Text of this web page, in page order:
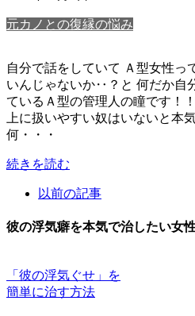
元カノとの復縁の悩み
自分で話をしていて Ａ型女性っ
いんじゃないか‥？と 何だか自
ているＡ型の管理人の瞳です！
上に扱いやすい奴はいないと本
何・・・
続きを読む
以前の記事
彼の浮気癖を本気で治したい女
「彼の浮気ぐせ」を
簡単に治す方法